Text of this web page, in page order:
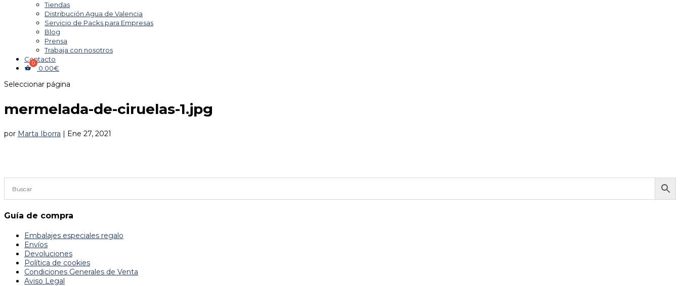
Tiendas
Distribución Agua de Valencia
Servicio de Packs para Empresas
Blog
Prensa
Trabaja con nosotros
Contacto
0.00€
Seleccionar página
mermelada-de-ciruelas-1.jpg
por Marta Iborra Ene 27, 2021
Guía de compra
Embalajes especiales regalo
Envíos
Devoluciones
Política de cookies
Condiciones Generales de Venta
Aviso Legal